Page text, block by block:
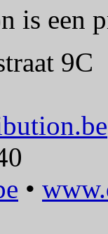
is een
9C
•